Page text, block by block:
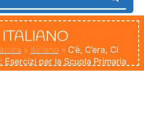
ITALIANO
» Italiano » C’è, C’era, Ci
Esercizi per la Scuola Primaria